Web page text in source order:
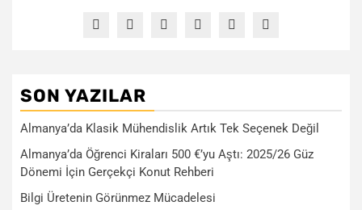
SON YAZILAR
Almanya’da Klasik Mühendislik Artık Tek Seçenek Değil
Almanya’da Öğrenci Kiraları 500 €’yu Aştı: 2025/26 Güz
Dönemi İçin Gerçekçi Konut Rehberi
Bilgi Üretenin Görünmez Mücadelesi